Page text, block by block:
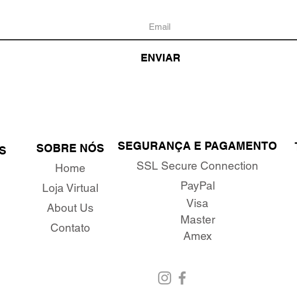
ENVIAR
SOBRE NÓS
Home
Loja Virtual
About Us
Contato
SEGURANÇA E PAGAMENTO
SSL Secure Connection
PayPal
Visa
Master
Amex